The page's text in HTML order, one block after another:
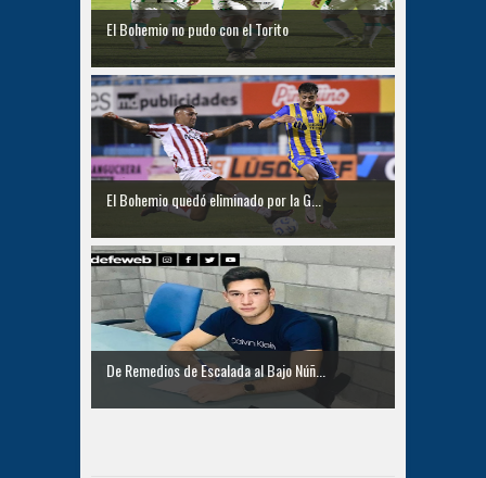
El Bohemio no pudo con el Torito
El Bohemio quedó eliminado por la G...
De Remedios de Escalada al Bajo Núñ...